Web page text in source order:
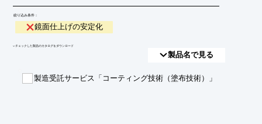
絞り込み条件：
鏡面仕上げの安定化
​▼チェックした製品のカタログをダウンロード
製品名で見る
製造受託サービス「コーティング技術（塗布技術）」